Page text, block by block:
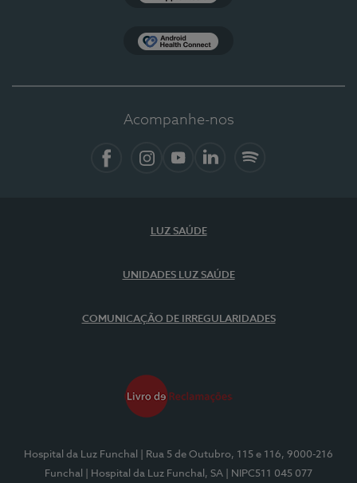
Acompanhe-nos
LUZ SAÚDE
UNIDADES LUZ SAÚDE
COMUNICAÇÃO DE IRREGULARIDADES
Hospital da Luz Funchal
| Rua 5 de Outubro, 115 e 116, 9000-216
Funchal
| Hospital da Luz Funchal, SA | NIPC511 045 077